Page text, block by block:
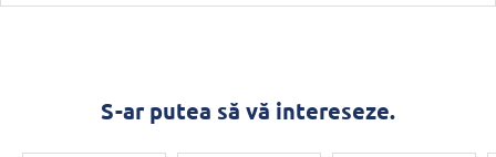
S-ar putea să vă intereseze.